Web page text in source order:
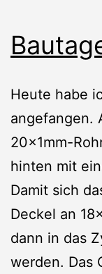
Heute habe
angefangen.
20x1mm-
hinten mit
Damit sich
Deckel an
dann in das
werden. Das